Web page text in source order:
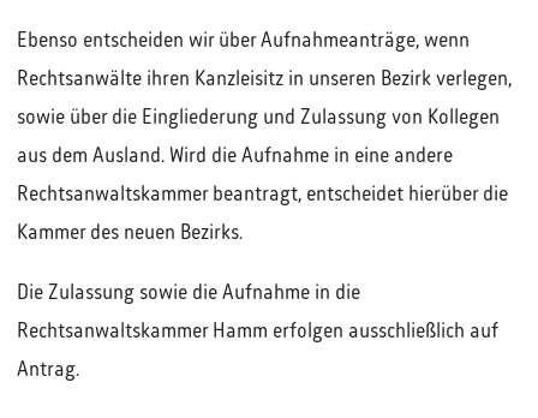
Ebenso entscheiden wir über Aufnahmeanträge, wenn
Rechtsanwälte ihren Kanzleisitz in unseren Bezirk verlegen,
sowie über die Eingliederung und Zulassung von Kollegen
aus dem Ausland. Wird die Aufnahme in eine andere
Rechtsanwaltskammer beantragt, entscheidet hierüber die
Kammer des neuen Bezirks.
Die Zulassung sowie die Aufnahme in die
Rechtsanwaltskammer Hamm erfolgen ausschließlich auf
Antrag.